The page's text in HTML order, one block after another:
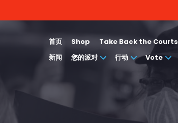
首页 Shop Take Back the Courts
新闻
您的派对 行动 Vote